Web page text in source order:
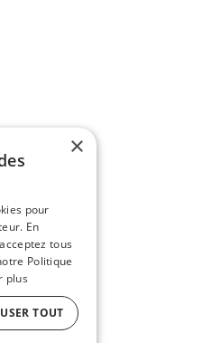
×
pour
En
tous
Politique
plus
TOUT